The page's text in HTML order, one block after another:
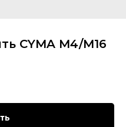
CYMA M4/M16